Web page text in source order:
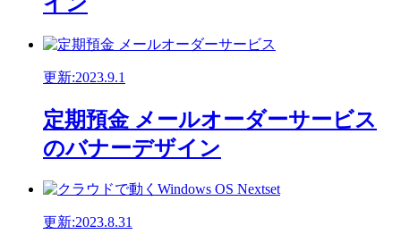
更新:2023.9.1
定期預金 メールオーダーサービス
のバナーデザイン
更新:2023.8.31